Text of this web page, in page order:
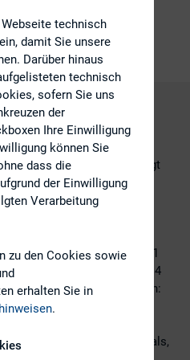
Externe Publikationen
für Investoren weltweit
ausländischen
investieren, liegt
Transaktionen und ist
um zehn Prozentpunkte
Investoren an
sich auch in der
Erstmals seit dem Jahr 2011
Investoren 2014
600 Deals. Zum Vergleich:
angekündigt. Das
auf knapp 38 Milliarden
in diese Zahl sind alle Deals,
technisch
damit Sie unsere
Darüber hinaus
technisch
sofern Sie uns
der
Ihre Einwilligung
können Sie
dass die
der Einwilligung
Verarbeitung
zu den Cookies sowie
erhalten Sie in
.